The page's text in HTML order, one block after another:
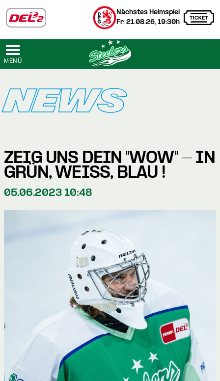
Nächstes Heimspiel
Fr. 21.08.26, 19:30h
MENÜ
NEWS
ZEIG UNS DEIN "WOW" - IN
GRÜN, WEISS, BLAU !
05.06.2023 10:48